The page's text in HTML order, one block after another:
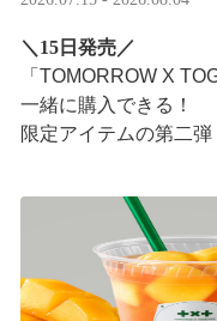
＼15日発売／
「TOMORROW X
一緒に購入できる！​
限定アイテムの第二